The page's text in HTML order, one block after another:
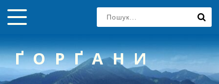
ҐОРҐАНИ